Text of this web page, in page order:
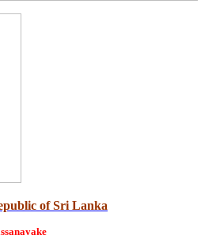
of Sri Lanka